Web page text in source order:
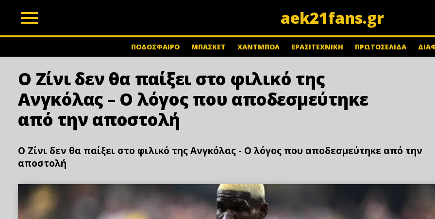
aek21fans.gr
ΠΟΔΟΣΦΑΙΡΟ ΜΠΑΣΚΕΤ ΧΑΝΤΜΠΟΛ ΕΡΑΣΙΤΕΧΝΙΚΗ ΠΡΩΤΟΣΕΛΙΔΑ
Ο Ζίνι δεν θα παίξει στο φιλικό της
Ανγκόλας – Ο λόγος που αποδεσμεύτηκε
από την αποστολή
Ο Ζίνι δεν θα παίξει στο φιλικό της Ανγκόλας - Ο λόγος που αποδεσμεύτηκε από την
αποστολή